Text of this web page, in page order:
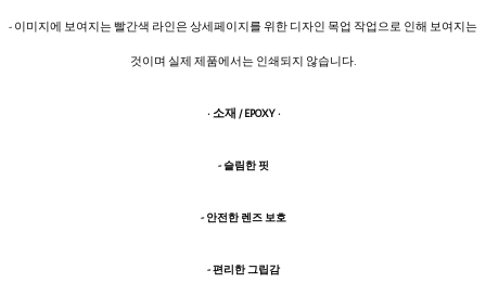
- 이미지에 보여지는 빨간색 라인은 상세페이지를 위한 디자인 목업 작업으로 인해 보여지는
것이며 실제 제품에서는 인쇄되지 않습니다.
· 소재 / EPOXY ·
- 슬림한 핏
- 안전한 렌즈 보호
- 편리한 그립감